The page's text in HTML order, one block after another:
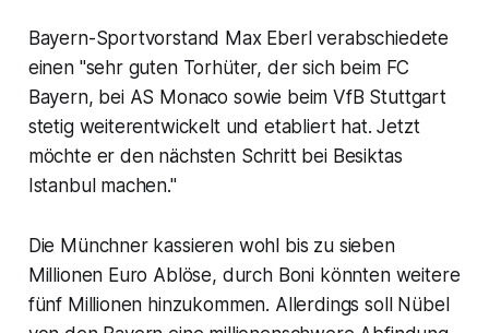
Bayern-Sportvorstand Max Eberl verabschiedete
einen "sehr guten Torhüter, der sich beim FC
Bayern, bei AS Monaco sowie beim VfB Stuttgart
stetig weiterentwickelt und etabliert hat. Jetzt
möchte er den nächsten Schritt bei Besiktas
Istanbul machen."
Die Münchner kassieren wohl bis zu sieben
Millionen Euro Ablöse, durch Boni könnten weitere
fünf Millionen hinzukommen. Allerdings soll Nübel